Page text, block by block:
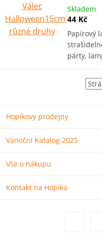
Skladem
44 Kč
Papírový
párty,
Hopíkovy prodejny
Vánoční Katalog 2025
Vše o nákupu
Kontakt na Hopíka